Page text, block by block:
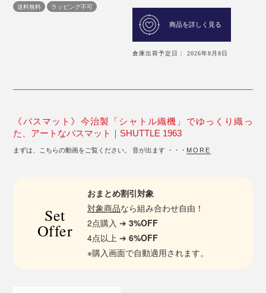
送料無料 ラッピング不可
商品を詳しく見る
倉庫出荷予定日： 2026年8月8日
《バスマット》今治製「シャトル織機」でゆっくり織っ
た、アートなバスマット｜SHUTTLE 1963
まずは、こちらの動画をご覧ください。 音が出ます ・・・ MORE
Set
Offer
おまとめ割引対象
対象商品なら組み合わせ自由！
2点購入 ➔3%OFF
4点以上 ➔6%OFF
※購入画面で自動適用されます。